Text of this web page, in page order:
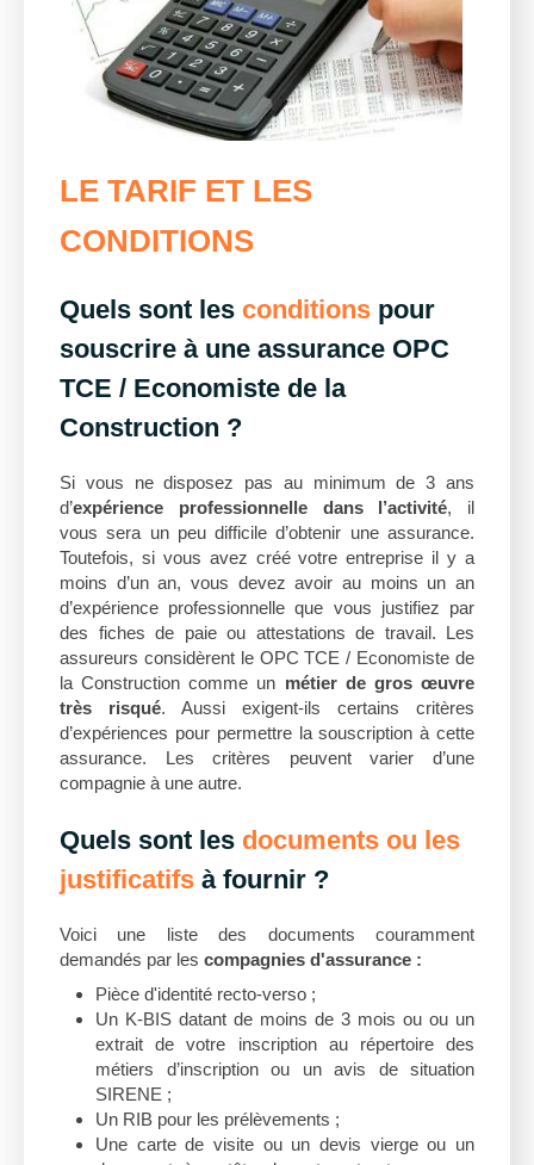
LE TARIF ET LES
CONDITIONS
Quels sont les conditions pour
souscrire à une assurance OPC
TCE / Economiste de la
Construction ?
Si vous ne disposez pas au minimum de 3 ans
d’expérience professionnelle dans l’activité, il
vous sera un peu difficile d’obtenir une assurance.
Toutefois, si vous avez créé votre entreprise il y a
moins d’un an, vous devez avoir au moins un an
d’expérience professionnelle que vous justifiez par
des fiches de paie ou attestations de travail. Les
assureurs considèrent le OPC TCE / Economiste de
la Construction comme un métier de gros œuvre
très risqué. Aussi exigent-ils certains critères
d’expériences pour permettre la souscription à cette
assurance. Les critères peuvent varier d’une
compagnie à une autre.
Quels sont les documents ou les
justificatifs à fournir ?
Voici une liste des documents couramment
demandés par les compagnies d'assurance :
Pièce d'identité recto-verso ;
Un K-BIS datant de moins de 3 mois ou ou un
extrait de votre inscription au répertoire des
métiers d’inscription ou un avis de situation
SIRENE ;
Un RIB pour les prélèvements ;
Une carte de visite ou un devis vierge ou un